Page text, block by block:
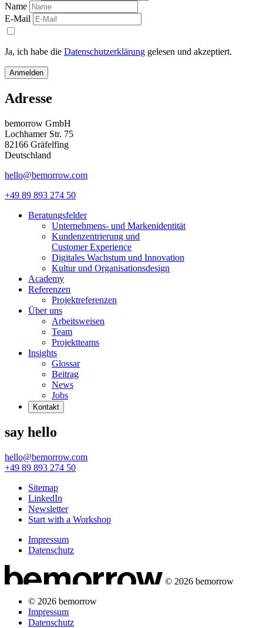
Name
E-Mail
Ja, ich habe die Datenschutzerklärung gelesen und akzeptiert.
Anmelden
Adresse
bemorrow GmbH
Lochhamer Str. 75
82166 Gräfelfing
Deutschland
hello@bemorrow.com
+49 89 893 274 50
Beratungsfelder
Unternehmens- und Markenidentität
Kundenzentrierung und
Customer Experience
Digitales Wachstum und Innovation
Kultur und Organisationsdesign
Academy
Referenzen
Projektreferenzen
Über uns
Arbeitsweisen
Team
Projektteams
Insights
Glossar
Beitrag
News
Jobs
Kontakt
say hello
hello@bemorrow.com
+49 89 893 274 50
Sitemap
LinkedIn
Newsletter
Start with a Workshop
Impressum
Datenschutz
© 2026 bemorrow
© 2026 bemorrow
Impressum
Datenschutz